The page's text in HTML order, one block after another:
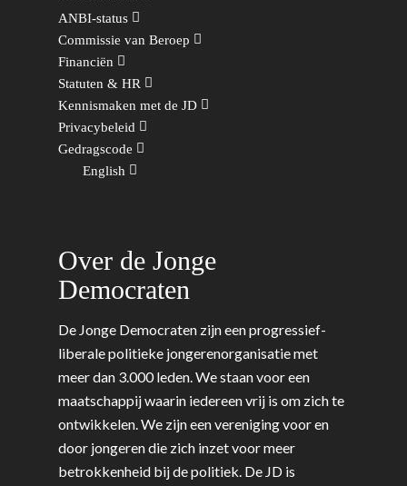
ANBI-status
Commissie van Beroep
Financiën
Statuten & HR
Kennismaken met de JD
Privacybeleid
Gedragscode
English
Over de Jonge
Democraten
De Jonge Democraten zijn een progressief-
liberale politieke jongerenorganisatie met
meer dan 3.000 leden. We staan voor een
maatschappij waarin iedereen vrij is om zich te
ontwikkelen. We zijn een vereniging voor en
door jongeren die zich inzet voor meer
betrokkenheid bij de politiek. De JD is